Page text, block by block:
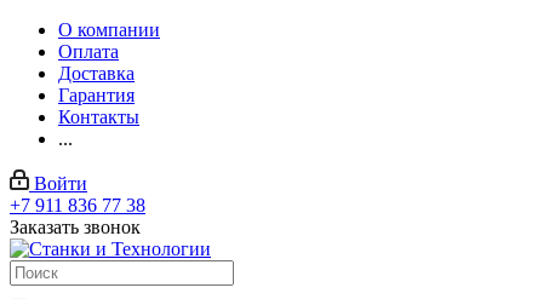
О компании
Оплата
Доставка
Гарантия
Контакты
...
Войти
+7 911 836 77 38
Заказать звонок